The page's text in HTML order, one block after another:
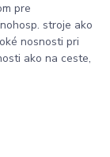
pre
stroje ako
nosnosti pri
ako na ceste,